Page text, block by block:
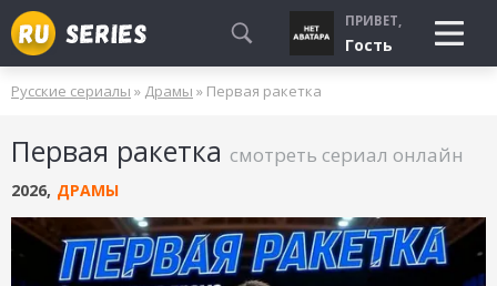
СМОТРЮ
БУДУ СМОТРЕТЬ
УЖЕ СМОТРЕЛ
ПРИВЕТ,
Гость
Русские сериалы » Драмы » Первая ракетка
Первая ракетка смотреть сериал онлайн
2026, ДРАМЫ